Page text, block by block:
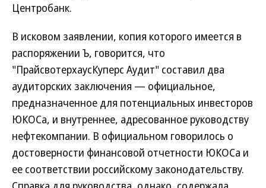
Центробанк.
В исковом заявлении, копия которого имеется в
распоряжении Ъ, говорится, что
"ПрайсвотерхаусКуперс Аудит" составил два
аудиторских заключения — официальное,
предназначенное для потенциальных инвесторов
ЮКОСа, и внутреннее, адресованное руководству
нефтекомпании. В официальном говорилось о
достоверности финансовой отчетности ЮКОСа и
ее соответствии российскому законодательству.